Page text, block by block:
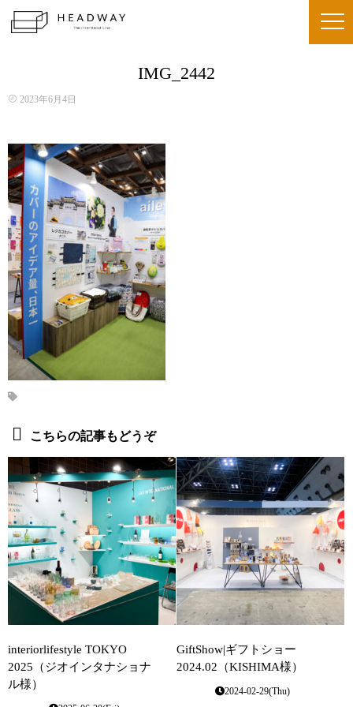
IMG_2442
2023年6月4日
こちらの記事もどうぞ
interiorlifestyle TOKYO
2025（ジオインタナショナ
ル様）
GiftShow|ギフトショー
2024.02（KISHIMA様）
2024-02-29(Thu)